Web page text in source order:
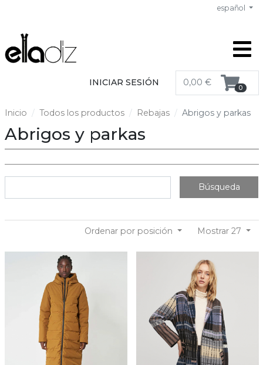
español
INICIAR SESIÓN 0,00 € 0
Inicio Todos los productos Rebajas Abrigos y parkas
Abrigos y parkas
Búsqueda
Mostrar 27
Ordenar por posición